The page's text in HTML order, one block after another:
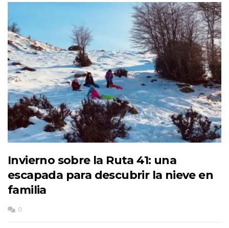
Invierno sobre la Ruta 41: una
escapada para descubrir la nieve en
familia
0